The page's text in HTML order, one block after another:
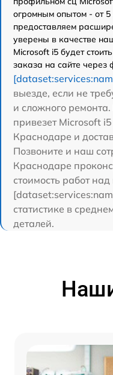
огромным опытом - от 5
предоставляем
уверены в качестве
Microsoft i5 будет
заказа на сайте через
выезде, если не
и сложного
привезет Microsoft
Краснодаре и
Позвоните и наш
Краснодаре
стоимость работ
статистике в
деталей.